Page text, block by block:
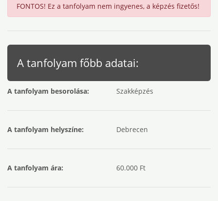
FONTOS! Ez a tanfolyam nem ingyenes, a képzés fizetős!
A tanfolyam főbb adatai:
A tanfolyam besorolása: Szakképzés
A tanfolyam helyszíne: Debrecen
A tanfolyam ára: 60.000 Ft